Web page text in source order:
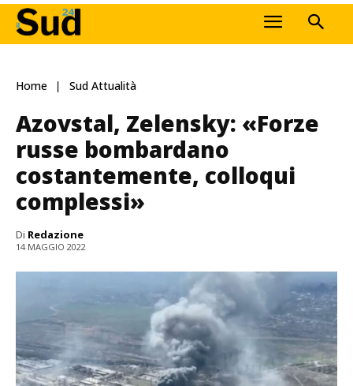
Home Sud Attualità
Azovstal, Zelensky: «Forze
russe bombardano
costantemente, colloqui
complessi»
Di Redazione
14 MAGGIO 2022